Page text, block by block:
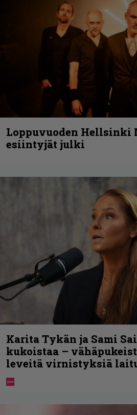
Loppuvuoden Hellsinki
esiintyjät julki
Karita Tykän ja Sami
kukoistaa –
leveitä virnistyksiä